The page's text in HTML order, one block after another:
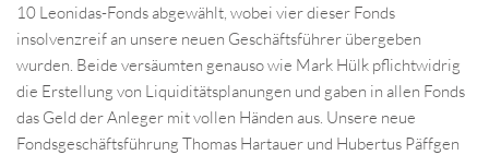
10 Leonidas-Fonds abgewählt, wobei vier dieser Fonds
insolvenzreif an unsere neuen Geschäftsführer übergeben
wurden. Beide versäumten genauso wie Mark Hülk pflichtwidrig
die Erstellung von Liquiditätsplanungen und gaben in allen Fonds
das Geld der Anleger mit vollen Händen aus. Unsere neue
Fondsgeschäftsführung Thomas Hartauer und Hubertus Päffgen